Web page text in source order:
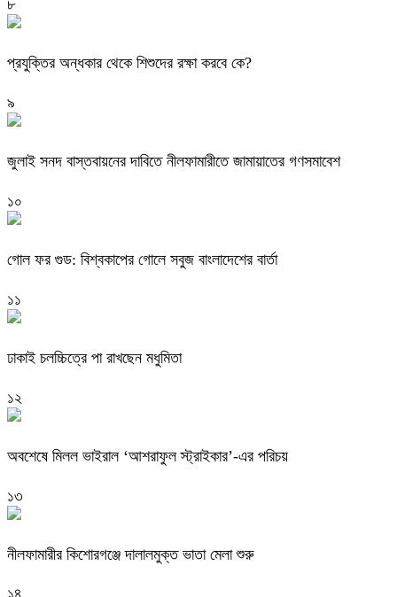
৮
প্রযুক্তির অন্ধকার থেকে শিশুদের রক্ষা করবে কে?
৯
জুলাই সনদ বাস্তবায়নের দাবিতে নীলফামারীতে জামায়াতের গণসমাবেশ
১০
গোল ফর গুড: বিশ্বকাপের গোলে সবুজ বাংলাদেশের বার্তা
১১
ঢাকাই চলচ্চিত্রে পা রাখছেন মধুমিতা
১২
অবশেষে মিলল ভাইরাল ‘আশরাফুল স্ট্রাইকার’-এর পরিচয়
১৩
নীলফামারীর কিশোরগঞ্জে দালালমুক্ত ভাতা মেলা শুরু